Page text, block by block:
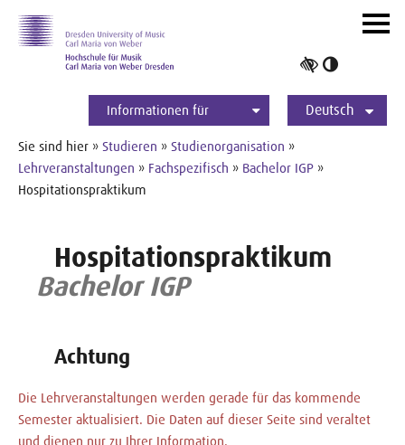
Informationen für
Studierende
Bewerber*innen
International
Presse
Alumni
Deutsch
ein-/
Sie sind hier » Studieren » Studienorganisation »
Lehrveranstaltungen » Fachspezifisch » Bachelor IGP »
Hospitationspraktikum
Hospitationspraktikum
Bachelor IGP
Achtung
Die Lehrveranstaltungen werden gerade für das kommende
Semester aktualisiert. Die Daten auf dieser Seite sind veraltet
und dienen nur zu Ihrer Information.